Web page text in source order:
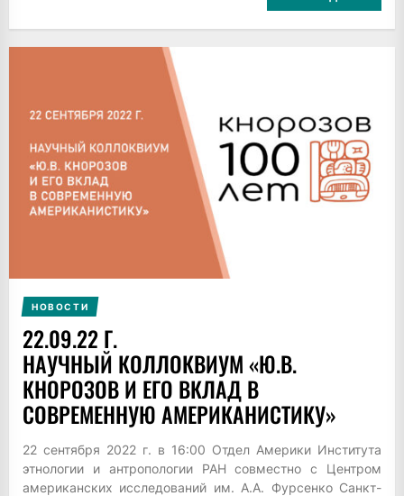
НОВОСТИ
22.09.22 Г.
НАУЧНЫЙ КОЛЛОКВИУМ «Ю.В.
КНОРОЗОВ И ЕГО ВКЛАД В
СОВРЕМЕННУЮ АМЕРИКАНИСТИКУ»
22 сентября 2022 г. в 16:00 Отдел Америки Института
этнологии и антропологии РАН совместно с Центром
американских исследований им. А.А. Фурсенко Санкт-